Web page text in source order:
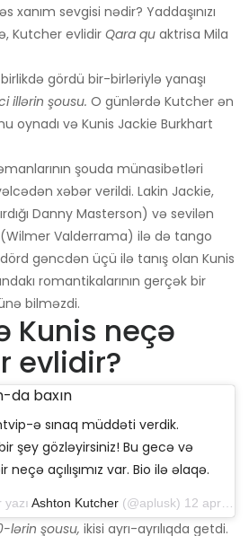
xanım sevgisi nədir? Yaddaşınızı
Kutcher evlidir Qara qu aktrisa Mila
gördü bir-birləriylə yanaşı
illərin şousu. O günlərdə Kutcher ən
oynadı və Kunis Jackie Burkhart
şouda münasibətləri
xəbər verildi. Lakin Jackie,
Danny Masterson) və sevilən
Valderrama) ilə də tango
gəncdən üçü ilə tanış olan Kunis
romantikalarının gerçək bir
bilməzdi.
Kunis neçə
evlidir?
da baxın
ə sınaq müddəti verdik.
şey gözləyirsiniz! Bu gecə və
açılışımız var. Bio ilə əlaqə.
Ashton Kutcher (@aplusk) 12 aprel 2019-cu il, saat 14: 50-də PDT
lərin şousu, ikisi ayrı-ayrılıqda getdi.